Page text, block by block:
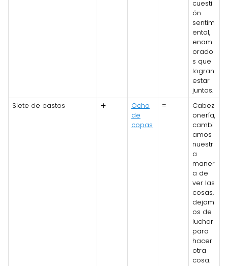
cuesti
ón
sentim
ental,
enam
orado
s que
logran
estar
juntos.
Siete de bastos
➕
Ocho
de
copas
=
Cabez
onería,
cambi
amos
nuestr
a
maner
a de
ver las
cosas,
dejam
os de
luchar
para
hacer
otra
cosa.